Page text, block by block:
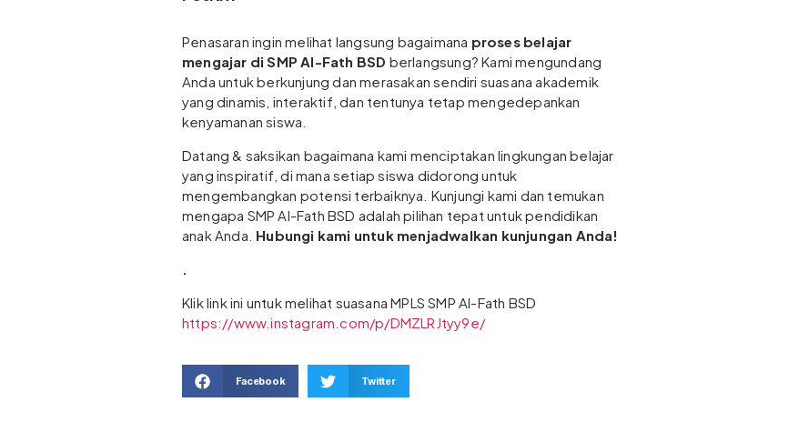
Penasaran ingin melihat langsung bagaimana proses belajar
mengajar di SMP Al-Fath BSD berlangsung? Kami mengundang
Anda untuk berkunjung dan merasakan sendiri suasana akademik
yang dinamis, interaktif, dan tentunya tetap mengedepankan
kenyamanan siswa.
Datang & saksikan bagaimana kami menciptakan lingkungan belajar
yang inspiratif, di mana setiap siswa didorong untuk
mengembangkan potensi terbaiknya. Kunjungi kami dan temukan
mengapa SMP Al-Fath BSD adalah pilihan tepat untuk pendidikan
anak Anda. Hubungi kami untuk menjadwalkan kunjungan Anda!
.
Klik link ini untuk melihat suasana MPLS SMP Al-Fath BSD
https://www.instagram.com/p/DMZLRJtyy9e/
Facebook Twitter